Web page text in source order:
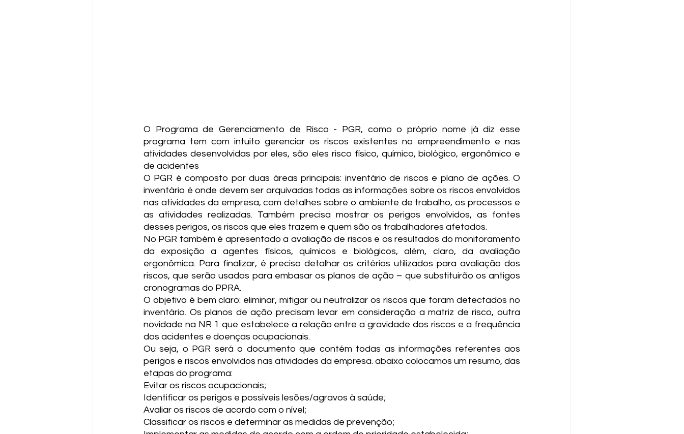
O Programa de Gerenciamento de Risco - PGR, como o próprio nome já diz esse
programa tem com intuito gerenciar os riscos existentes no empreendimento e nas
atividades desenvolvidas por eles, são eles risco físico, químico, biológico, ergonômico e
de acidentes
O PGR é composto por duas áreas principais: inventário de riscos e plano de ações. O
inventário é onde devem ser arquivadas todas as informações sobre os riscos envolvidos
nas atividades da empresa, com detalhes sobre o ambiente de trabalho, os processos e
as atividades realizadas. Também precisa mostrar os perigos envolvidos, as fontes
desses perigos, os riscos que eles trazem e quem são os trabalhadores afetados.
No PGR também é apresentado a avaliação de riscos e os resultados do monitoramento
da exposição a agentes físicos, químicos e biológicos, além, claro, da avaliação
ergonômica. Para finalizar, é preciso detalhar os critérios utilizados para avaliação dos
riscos, que serão usados para embasar os planos de ação – que substituirão os antigos
cronogramas do PPRA.
O objetivo é bem claro: eliminar, mitigar ou neutralizar os riscos que foram detectados no
inventário. Os planos de ação precisam levar em consideração a matriz de risco, outra
novidade na NR 1 que estabelece a relação entre a gravidade dos riscos e a frequência
dos acidentes e doenças ocupacionais.
Ou seja, o PGR será o documento que contém todas as informações referentes aos
perigos e riscos envolvidos nas atividades da empresa. abaixo colocamos um resumo, das
etapas do programa:
Evitar os riscos ocupacionais;
Identificar os perigos e possíveis lesões/agravos à saúde;
Avaliar os riscos de acordo com o nível;
Classificar os riscos e determinar as medidas de prevenção;